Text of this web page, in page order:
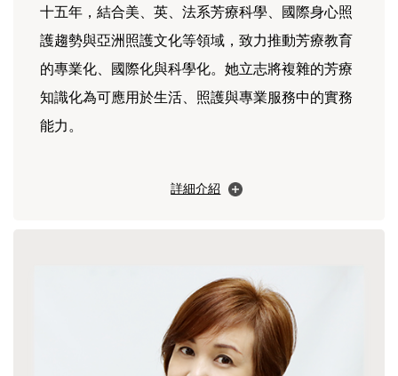
詳細介紹
十五年，結合美、英、法系芳療科學、國際身心照
護趨勢與亞洲照護文化等領域，致力推動芳療教育
的專業化、國際化與科學化。她立志將複雜的芳療
知識化為可應用於生活、照護與專業服務中的實務
能力。